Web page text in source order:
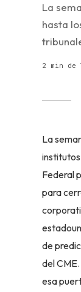
La
hasta
2 min de
La
Federal
para
de
del
esa